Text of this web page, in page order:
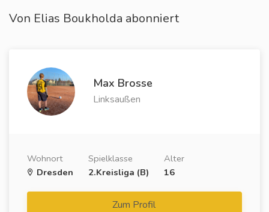
Von Elias Boukholda abonniert
Max Brosse
Linksaußen
Wohnort
Dresden
Spielklasse
2.Kreisliga (B)
Alter
16
Zum Profil